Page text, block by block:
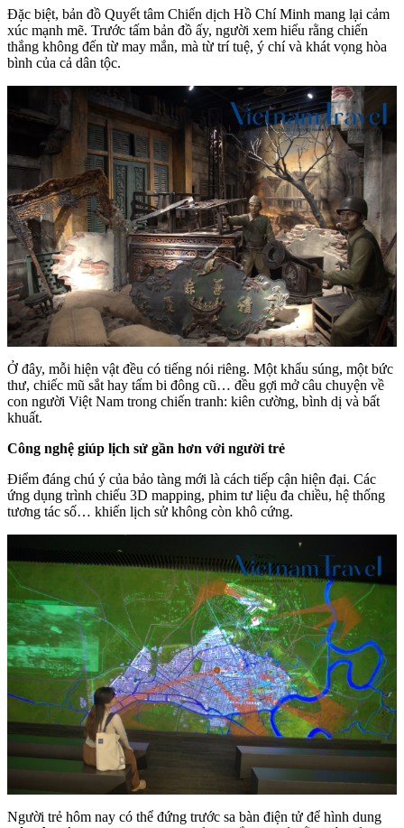
Đặc biệt, bản đồ Quyết tâm Chiến dịch Hồ Chí Minh mang lại cảm
xúc mạnh mẽ. Trước tấm bản đồ ấy, người xem hiểu rằng chiến
thắng không đến từ may mắn, mà từ trí tuệ, ý chí và khát vọng hòa
bình của cả dân tộc.
Ở đây, mỗi hiện vật đều có tiếng nói riêng. Một khẩu súng, một bức
thư, chiếc mũ sắt hay tấm bi đông cũ… đều gợi mở câu chuyện về
con người Việt Nam trong chiến tranh: kiên cường, bình dị và bất
khuất.
Công nghệ giúp lịch sử gần hơn với người trẻ
Điểm đáng chú ý của bảo tàng mới là cách tiếp cận hiện đại. Các
ứng dụng trình chiếu 3D mapping, phim tư liệu đa chiều, hệ thống
tương tác số… khiến lịch sử không còn khô cứng.
Người trẻ hôm nay có thể đứng trước sa bàn điện tử để hình dung